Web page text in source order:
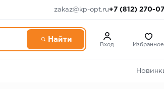
zakaz@kp-opt.ru+7 (812) 270-
Вход Избранное